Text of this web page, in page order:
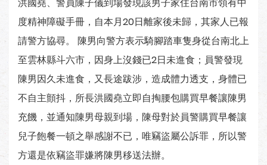
度精神障礙手冊，自本月20日離家後未歸，其家人已報
請警方協尋。 陳男向警方表示騎腳踏車隻身從台南北上
至雲林縣斗六市，因身上沒錢已2日未進食；員警發現
陳男因久未進食，又長途跋涉，造成體力透支，身體已
不自主顫抖，所長洪國堯立即自掏腰包購買早餐讓陳男
充饑，並通知陳男母親到場，陳母對於員警購買早餐讓
兒子飽餐一頓之舉感謝不已，唯竊盜屬公訴罪，所以警
方還是依竊盜罪嫌將陳男移送法辦。